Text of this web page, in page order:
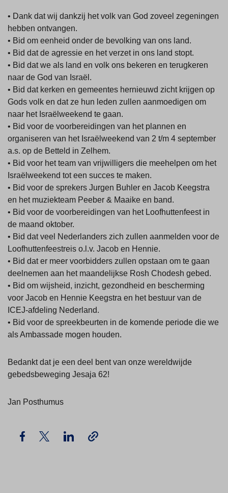
• Dank dat wij dankzij het volk van God zoveel zegeningen
hebben ontvangen.
• Bid om eenheid onder de bevolking van ons land.
• Bid dat de agressie en het verzet in ons land stopt.
• Bid dat we als land en volk ons bekeren en terugkeren
naar de God van Israël.
• Bid dat kerken en gemeentes hernieuwd zicht krijgen op
Gods volk en dat ze hun leden zullen aanmoedigen om
naar het Israëlweekend te gaan.
• Bid voor de voorbereidingen van het plannen en
organiseren van het Israëlweekend van 2 t/m 4 september
a.s. op de Betteld in Zelhem.
• Bid voor het team van vrijwilligers die meehelpen om het
Israëlweekend tot een succes te maken.
• Bid voor de sprekers Jurgen Buhler en Jacob Keegstra
en het muziekteam Peeber & Maaike en band.
• Bid voor de voorbereidingen van het Loofhuttenfeest in
de maand oktober.
• Bid dat veel Nederlanders zich zullen aanmelden voor de
Loofhuttenfeestreis o.l.v. Jacob en Hennie.
• Bid dat er meer voorbidders zullen opstaan om te gaan
deelnemen aan het maandelijkse Rosh Chodesh gebed.
• Bid om wijsheid, inzicht, gezondheid en bescherming
voor Jacob en Hennie Keegstra en het bestuur van de
ICEJ-afdeling Nederland.
• Bid voor de spreekbeurten in de komende periode die we
als Ambassade mogen houden.
Bedankt dat je een deel bent van onze wereldwijde
gebedsbeweging Jesaja 62!
Jan Posthumus